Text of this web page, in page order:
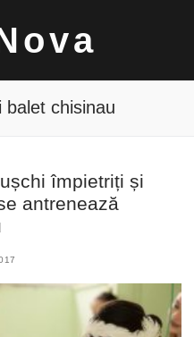
balet chisinau
împietriți și
antrenează